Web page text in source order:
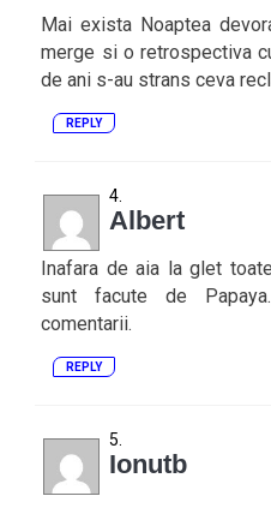
Mai exista Noaptea
merge si o retrospectiva
de ani s-au strans ceva
REPLY
Albert
Inafara de aia la glet
sunt facute de
comentarii.
REPLY
Ionutb